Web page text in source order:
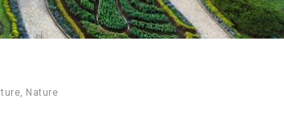
, Nature